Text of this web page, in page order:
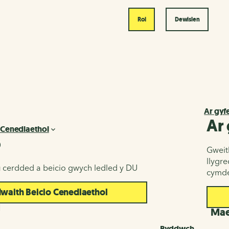
Roi Dewislen
a beicio gwych ledled y DU
Beicio Cenedlaethol
Ar
Ar